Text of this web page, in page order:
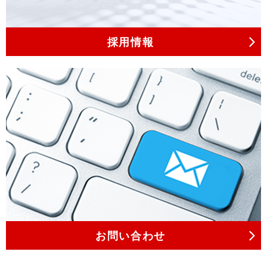
採用情報
お問い合わせ